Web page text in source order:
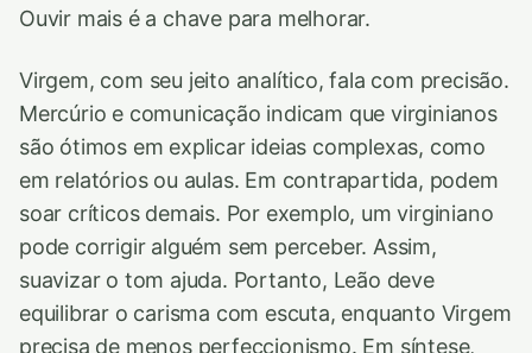
Ouvir mais é a chave para melhorar.
Virgem, com seu jeito analítico, fala com precisão.
Mercúrio e comunicação indicam que virginianos
são ótimos em explicar ideias complexas, como
em relatórios ou aulas. Em contrapartida, podem
soar críticos demais. Por exemplo, um virginiano
pode corrigir alguém sem perceber. Assim,
suavizar o tom ajuda. Portanto, Leão deve
equilibrar o carisma com escuta, enquanto Virgem
precisa de menos perfeccionismo. Em síntese,